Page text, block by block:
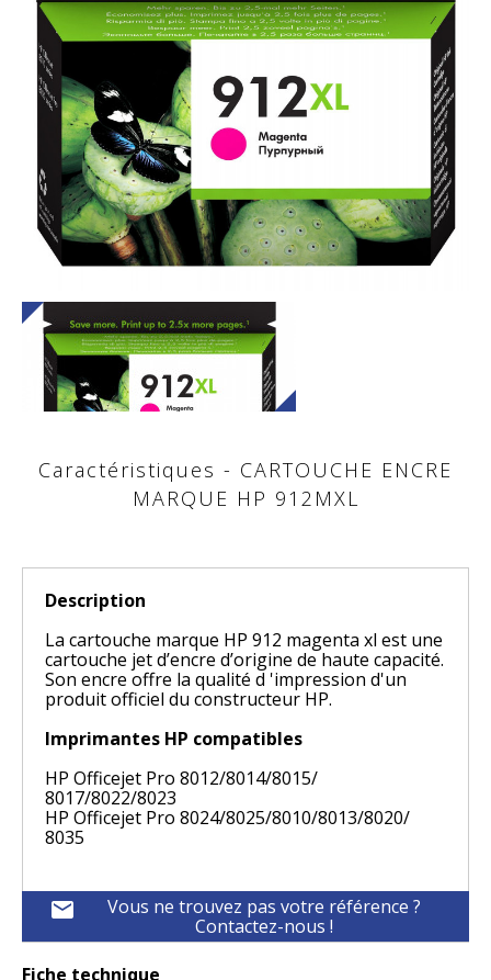
Caractéristiques - CARTOUCHE ENCRE
MARQUE HP 912MXL
Description
La cartouche marque HP 912 magenta xl est une
cartouche jet d’encre d’origine de haute capacité.
Son encre offre la qualité d 'impression d'un
produit officiel du constructeur HP.
Imprimantes HP compatibles
HP Officejet Pro 8012/8014/8015/
8017/8022/8023
HP Officejet Pro 8024/8025/8010/8013/8020/
8035
mail
Vous ne trouvez pas votre référence ?
Contactez-nous !
Fiche technique